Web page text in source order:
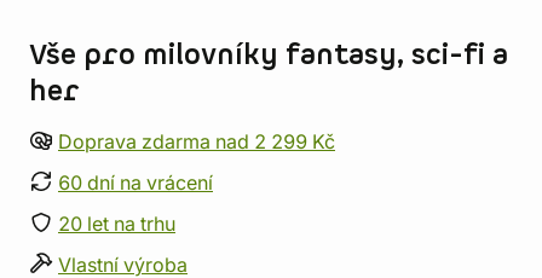
Vše pro milovníky fantasy, sci-fi a
her
Doprava zdarma nad 2 299 Kč
60 dní na vrácení
20 let na trhu
Vlastní výroba